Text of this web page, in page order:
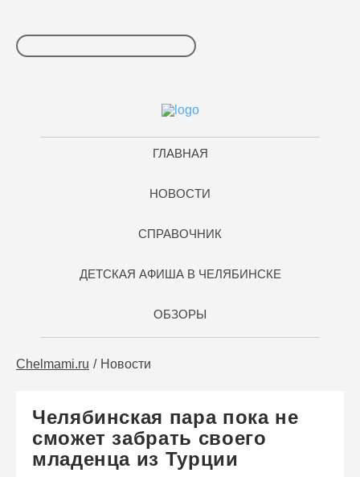
ГЛАВНАЯ
НОВОСТИ
СПРАВОЧНИК
ДЕТСКАЯ АФИША В ЧЕЛЯБИНСКЕ
ОБЗОРЫ
Chelmami.ru Новости
Челябинская пара пока не
сможет забрать своего
младенца из Турции